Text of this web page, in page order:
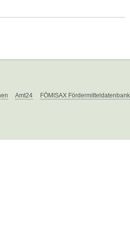
Amt24 FÖMISAX Fördermitteldatenbank